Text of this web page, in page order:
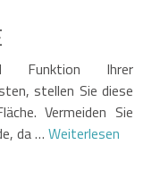
Funktion Ihrer
stellen Sie diese
Vermeiden Sie
da … Weiterlesen